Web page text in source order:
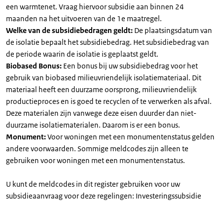
een warmtenet. Vraag hiervoor subsidie aan binnen 24
maanden na het uitvoeren van de 1e maatregel.
Welke van de subsidiebedragen geldt: De plaatsingsdatum van
de isolatie bepaalt het subsidiebedrag. Het subsidiebedrag van
de periode waarin de isolatie is geplaatst geldt.
Biobased Bonus: Een bonus bij uw subsidiebedrag voor het
gebruik van biobased milieuvriendelijk isolatiemateriaal. Dit
materiaal heeft een duurzame oorsprong, milieuvriendelijk
productieproces en is goed te recyclen of te verwerken als afval.
Deze materialen zijn vanwege deze eisen duurder dan niet-
duurzame isolatiematerialen. Daarom is er een bonus.
Monument:Voor woningen met een monumentenstatus gelden
andere voorwaarden. Sommige meldcodes zijn alleen te
gebruiken voor woningen met een monumentenstatus.
U kunt de meldcodes in dit register gebruiken voor uw
subsidieaanvraag voor deze regelingen: Investeringssubsidie